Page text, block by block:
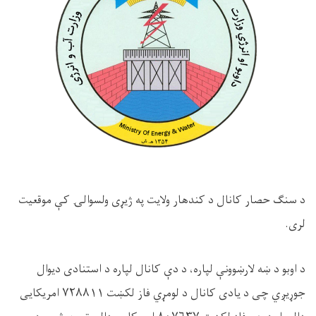
د سنګ حصارکانال د کندهار ولایت په ژیړی ولسوالۍ کې موقعیت
لری.
د اوبو د ښهلارښوونې لپاره، د دې کانال لپاره د استنادی دیوال
جوړیږي چی د یادی کانال د لومړي
فاز لکښت ۷۲۸۸۱۱ امریکایی